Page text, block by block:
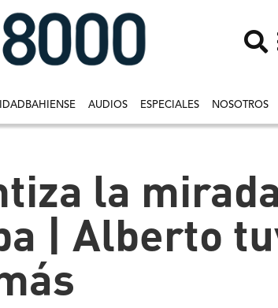
AUDIOS ESPECIALES NOSOTROS
la
| Alberto